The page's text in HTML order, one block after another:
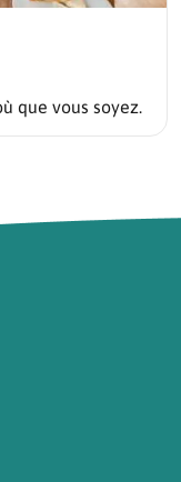
que vous soyez.